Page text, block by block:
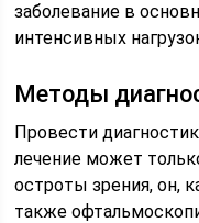
заболевание в
интенсивных
Методы
Провести
лечение может
остроты зрения, он,
также